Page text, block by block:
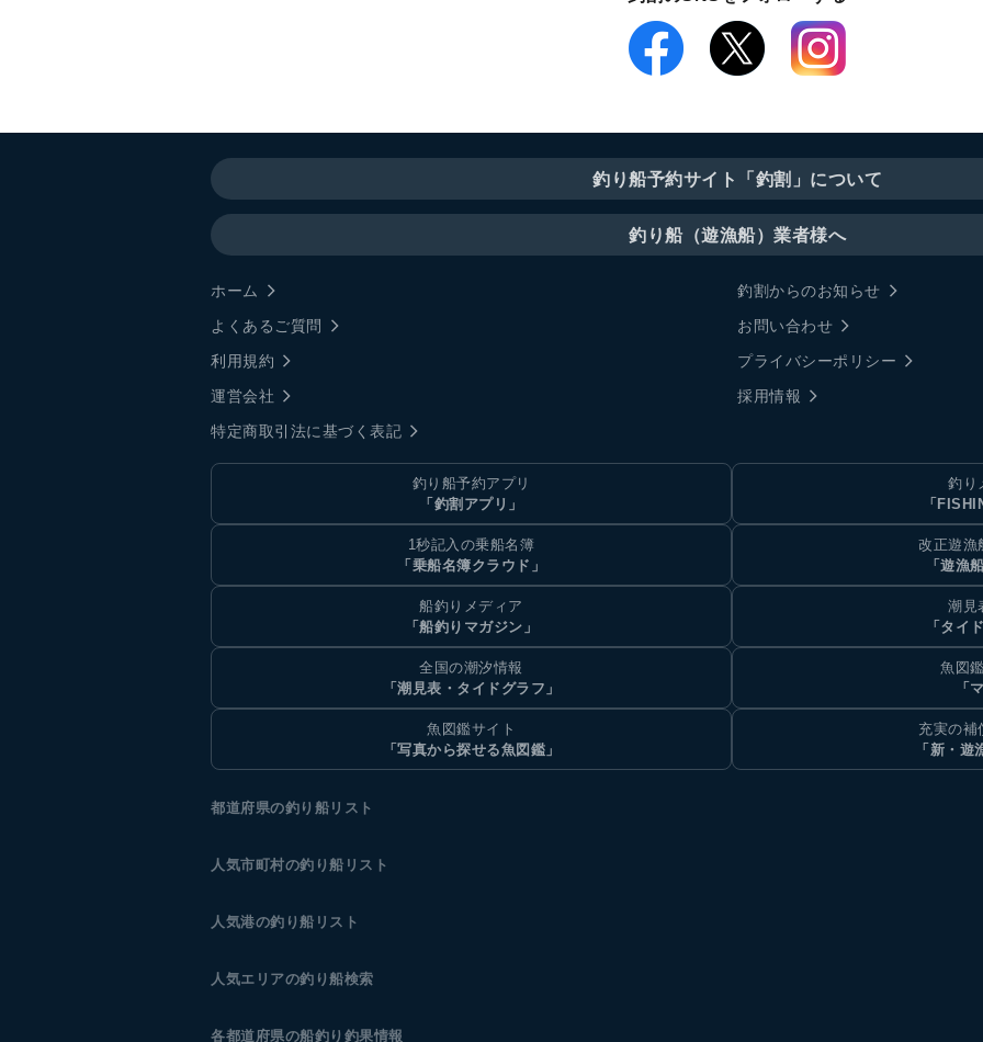
釣り船予約サイト「釣割」について
釣り船（遊漁船）業者様へ
ホーム
釣割からのお知らせ
よくあるご質問
お問い合わせ
利用規約
プライバシーポリシー
運営会社
採用情報
特定商取引法に基づく表記
釣り船予約アプリ
「釣割アプリ」
釣り
「
1秒記入の乗船名簿
「乗船名簿クラウド」
改正遊漁
「遊漁
船釣りメディア
「船釣りマガジン」
潮見
「タイ
全国の潮汐情報
「潮見表・タイドグラフ」
魚図
「
魚図鑑サイト
「写真から探せる魚図鑑」
充実の補
「新・遊
都道府県の釣り船リスト
人気市町村の釣り船リスト
人気港の釣り船リスト
人気エリアの釣り船検索
各都道府県の船釣り釣果情報